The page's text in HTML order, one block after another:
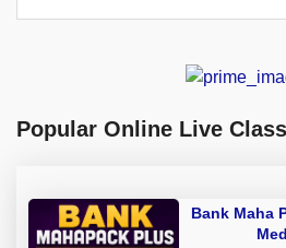
Popular Online Live
Bank Maha